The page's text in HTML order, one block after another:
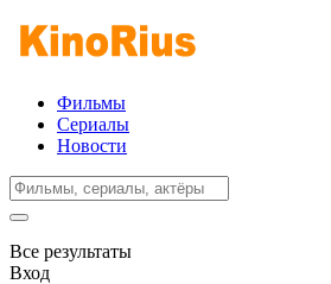
Фильмы
Сериалы
Новости
Все результаты
Вход